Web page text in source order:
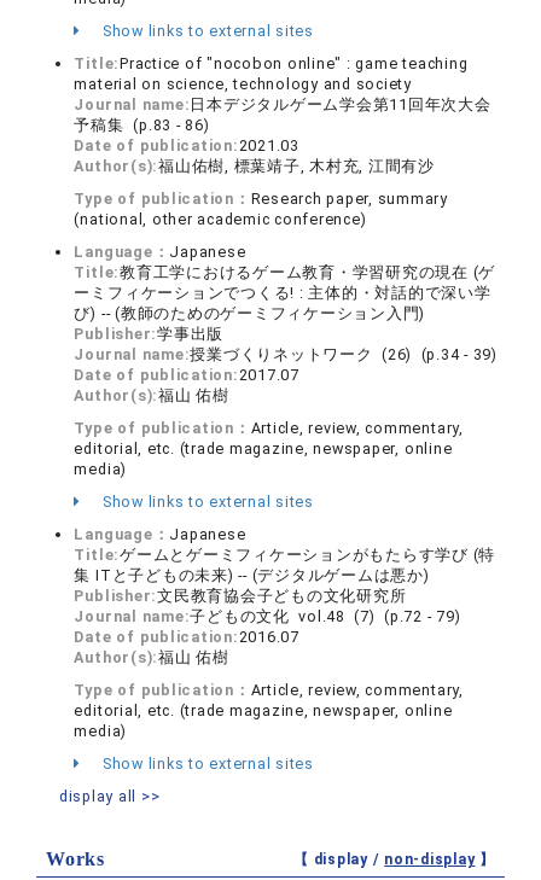
Show links to external sites
Title:Practice of "nocobon online" : game teaching
material on science, technology and society
Journal name: 日本デジタルゲーム学会第11回年次大会
予稿集 (p.83 - 86)
Date of publication: 2021.03
Author(s):福山佑樹, 標葉靖子, 木村充, 江間有沙
Type of publication： Research paper, summary
(national, other academic conference)
Language： Japanese
Title:教育工学におけるゲーム教育・学習研究の現在 (ゲ
ーミフィケーションでつくる! : 主体的・対話的で深い学
び) -- (教師のためのゲーミフィケーション入門)
Publisher:学事出版
Journal name:授業づくりネットワーク (26) (p.34 - 39)
Date of publication: 2017.07
Author(s):福山 佑樹
Type of publication： Article, review, commentary,
editorial, etc. (trade magazine, newspaper, online
media)
Show links to external sites
Language： Japanese
Title:ゲームとゲーミフィケーションがもたらす学び (特
集 ITと子どもの未来) -- (デジタルゲームは悪か)
Publisher:文民教育協会子どもの文化研究所
Journal name:子どもの文化 vol.48 (7) (p.72 - 79)
Date of publication: 2016.07
Author(s):福山 佑樹
Type of publication： Article, review, commentary,
editorial, etc. (trade magazine, newspaper, online
media)
Show links to external sites
display all >>
Works 【 display / non-display】